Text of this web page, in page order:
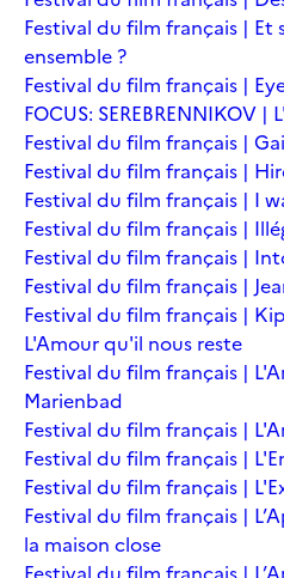
Festival du film français | Et
ensemble ?
Festival du film français |
FOCUS: SEREBRENNIKOV |
Festival du film français |
Festival du film français |
Festival du film français | I
Festival du film français |
Festival du film français |
Festival du film français |
Festival du film français |
L'Amour qu'il nous reste
Festival du film français |
Marienbad
Festival du film français |
Festival du film français |
Festival du film français |
Festival du film français |
la maison close